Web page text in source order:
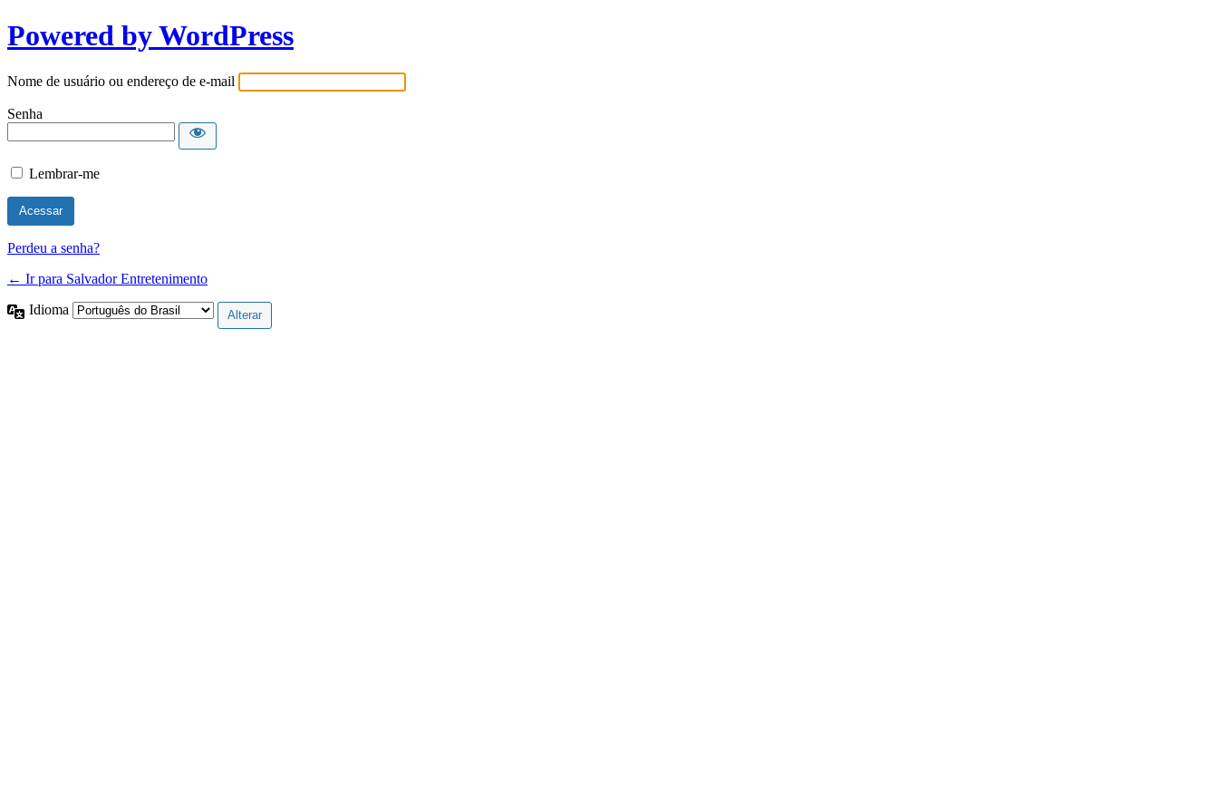
Powered by WordPress
Nome de usuário ou endereço de e-mail
Senha
Lembrar-me
Perdeu a senha?
← Ir para Salvador Entretenimento
Idioma